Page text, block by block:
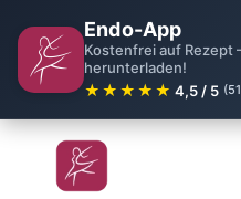
Endo-App
Kostenfrei auf Rezept
herunterladen!
★★★★★ 4,5 / 5